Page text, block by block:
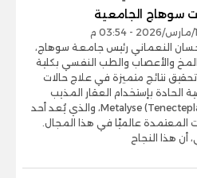
سوهاج الجامعية
حسان النعماني رئيس جامعة سوهاج،
والأعصاب والطب النفسي بكلية
نتائج متميزة في علاج حالات
الحادة بإستخدام العقار المذيب
للجلطات Metalyse (Tenecteplase)، والذي يُعد أحد
المعتمدة عالميًا في هذا المجال.
أن هذا النجاح